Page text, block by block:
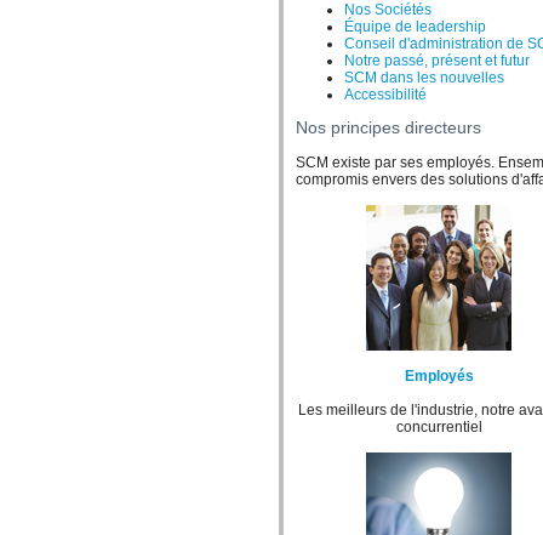
Nos Sociétés
Équipe de leadership
Conseil d'administration de
Notre passé, présent et futur
SCM dans les nouvelles
Accessibilité
Nos principes directeurs
SCM existe par ses employés.
compromis envers des solutions
Employés
Les meilleurs de l'industrie, notre
concurrentiel